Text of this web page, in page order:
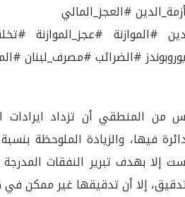
#العجز_المالي
#الموازنة #عجز_الموازنة
#الضرائب #مصرف_لبنان
من المنطقي أن تزداد ايرادات
إلا بهدف تبرير النفقات
إلا أن تدقيقها غير ممكن في